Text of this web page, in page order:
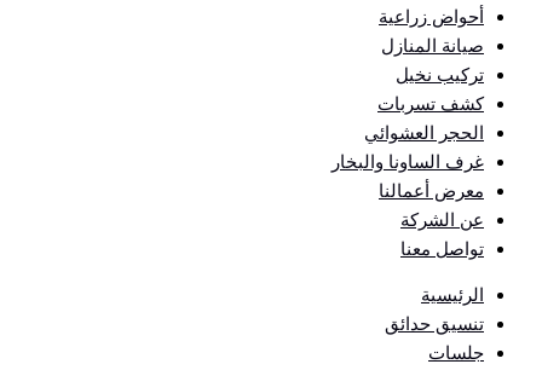
أحواض زراعية
صيانة المنازل
تركيب نخيل
كشف تسربات
الحجر العشوائي
غرف الساونا والبخار
معرض أعمالنا
عن الشركة
تواصل معنا
الرئيسية
تنسيق حدائق
جلسات